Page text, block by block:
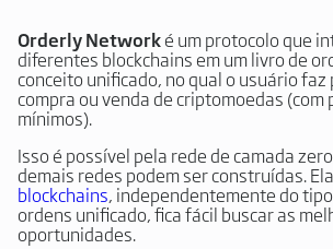
Orderly Networké um protocolo que
diferentes blockchains em um livro de
conceito unificado, no qual o usuário faz
compra ou venda de criptomoedas (com
mínimos).
Isso é possível pela rede de camada
demais redes podem ser construídas.
blockchains, independentemente do
ordens unificado, fica fácil buscar as
oportunidades.